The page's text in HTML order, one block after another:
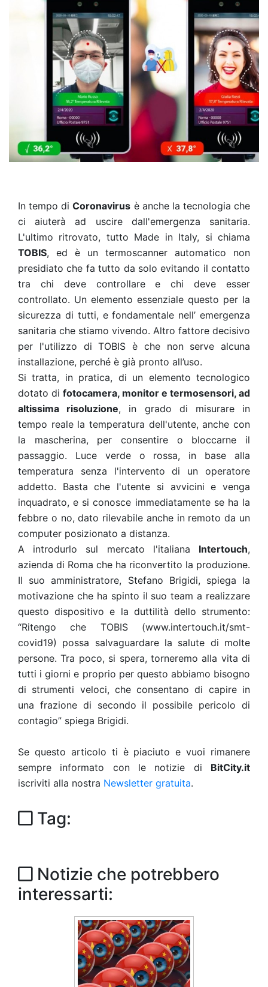
In tempo diCoronavirus è anche la tecnologia che
ci aiuterà ad uscire dall'emergenza sanitaria.
L'ultimo ritrovato, tutto Made in Italy, si chiama
TOBIS, ed è un termoscanner automatico non
presidiato che fa tutto da solo evitando il contatto
tra chi deve controllare e chi deve esser
controllato. Un elemento essenziale questo per la
sicurezza di tutti, e fondamentale nell’ emergenza
sanitaria che stiamo vivendo. Altro fattore decisivo
per l'utilizzo di TOBIS è che non serve alcuna
installazione, perché è già pronto all’uso.
Si tratta, in pratica, di un elemento tecnologico
dotato di fotocamera, monitor e termosensori, ad
altissima risoluzione, in grado di misurare in
tempo reale la temperatura dell'utente, anche con
la mascherina, per consentire o bloccarne il
passaggio. Luce verde o rossa, in base alla
temperatura senza l'intervento di un operatore
addetto. Basta che l'utente si avvicini e venga
inquadrato, e si conosce immediatamente se ha la
febbre o no, dato rilevabile anche in remoto da un
computer posizionato a distanza.
A introdurlo sul mercato l'italiana Intertouch,
azienda di Roma che ha riconvertito la produzione.
Il suo amministratore, Stefano Brigidi, spiega la
motivazione che ha spinto il suo team a realizzare
questo dispositivo e la duttilità dello strumento:
“Ritengo che TOBIS (www.intertouch.it/smt-
covid19) possa salvaguardare la salute di molte
persone. Tra poco, si spera, torneremo alla vita di
tutti i giorni e proprio per questo abbiamo bisogno
di strumenti veloci, che consentano di capire in
una frazione di secondo il possibile pericolo di
contagio” spiega Brigidi.
Se questo articolo ti è piaciuto e vuoi rimanere
sempre informato con le notizie di BitCity.it
iscriviti alla nostra Newsletter gratuita.
Tag:
Notizie che potrebbero
interessarti: